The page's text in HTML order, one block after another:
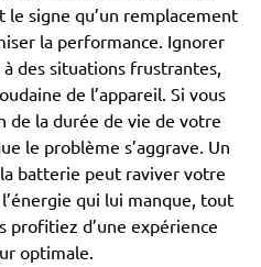
le signe qu’un remplacement
la performance. Ignorer
des situations frustrantes,
de l’appareil. Si vous
de la durée de vie de votre
le problème s’aggrave. Un
batterie peut raviver votre
qui lui manque, tout
profitiez d’une expérience
optimale.